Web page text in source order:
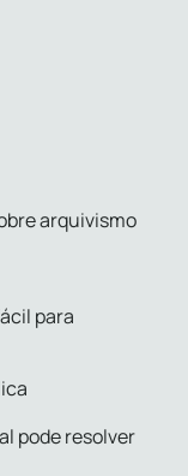
arquivismo
para
pode resolver